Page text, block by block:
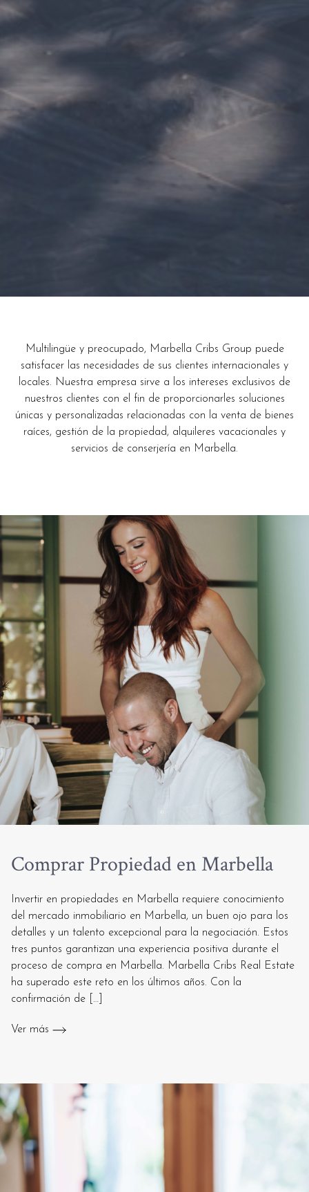
Multilingüe y preocupado, Marbella Cribs Group puede
satisfacer las necesidades de sus clientes internacionales y
locales. Nuestra empresa sirve a los intereses exclusivos de
nuestros clientes con el fin de proporcionarles soluciones
únicas y personalizadas relacionadas con la venta de bienes
raíces, gestión de la propiedad, alquileres vacacionales y
servicios de conserjería en Marbella.
Comprar Propiedad en Marbella
Invertir en propiedades en Marbella requiere conocimiento
del mercado inmobiliario en Marbella, un buen ojo para los
detalles y un talento excepcional para la negociación. Estos
tres puntos garantizan una experiencia positiva durante el
proceso de compra en Marbella. Marbella Cribs Real Estate
ha superado este reto en los últimos años. Con la
confirmación de […]
Ver más